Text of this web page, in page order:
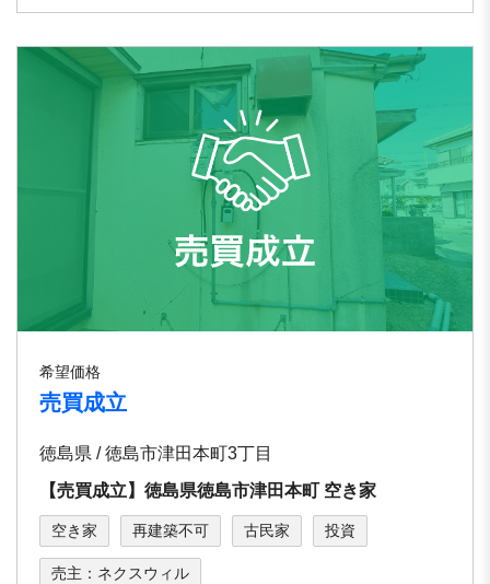
希望価格
売買成立
徳島県 / 徳島市津田本町3丁目
【売買成立】徳島県徳島市津田本町 空き家
空き家 再建築不可 古民家 投資
売主：ネクスウィル